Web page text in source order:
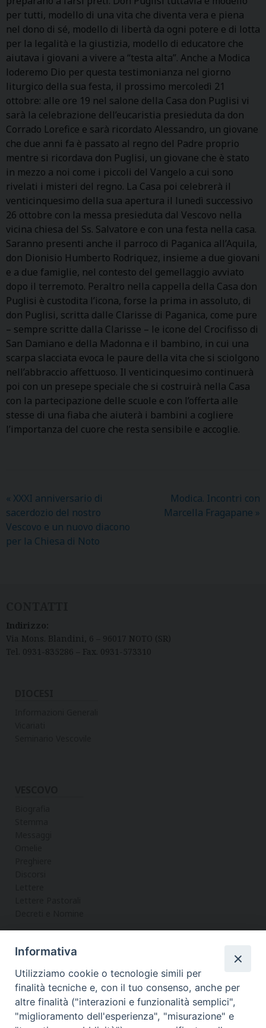
per tutti, modello di una vita che diventa vera e piena
nel dono di sé, modello di libertà da ogni potere e di lotta
per la legalità e la giustizia, modello di educatore che
aiutava i giovani a vivere a “testa alta”. Anche a Modica
loderemo Dio per questa testimonianza nel giorno
liturgico della sua festa, il prossimo mercoledì 21
ottobre: alle ore 19 nel salone della Casa don Puglisi vi
sarà la celebrazione dell’eucaristia presieduta da don
Corrado Lorefice e sarà ricordato Alessandro, un giovane
che due anni fa è passato al regno del Padre proprio
mentre si ricordava don Puglisi, un giovane che è stato
in mezzo a noi come i piccoli del Vangelo a cui sono
rivelati i misteri del regno. La Casa poi celebrerà il
venticinquesimo della sua apertura il lunedì successivo
26 ottobre con la messa presieduta dal Vescovo nella
vicina chiesa del Ss. Salvatore e con una festa nella casa.
Saranno presenti anche il parroco di Paganica all’Aquila,
don Dionisio Humberto Rodriquez, insieme a due giovani
e a due famiglie, nel contesto del gemellaggio avviato
dopo il terremoto. Peraltro nella cappella della Casa don
Puglisi è custodita l’icona, forse la prima in assoluto, di
don Puglisi, scritta dalle Clarisse di Paganica, come pure
– sempre scritte dalla Clarisse – le icone del Crocifisso di
San Damiano e della Madonna e il bambino, in cui una
scarpa slacciata evoca le paure della vita che si sciolgono
nell’abbraccio affettuoso. Il venticinquesimo continuerà
poi con un presepe speciale che si costruirà nella Casa
con la partecipazione delle scuole e con l’offerta alle
stesse di una fiaba che aiuterà i bambini a cogliere
l’importanza del cuore che resta sensibile e accoglie.
« XXXI anniversario di
sacerdozio del nostro
Vescovo e un nuovo diacono
per la Chiesa di Noto
Modica. Incontri con
Marcella Fragapane »
Indirizzo:
Via Mons. Blandini, 6 – 96017 NOTO (SR)
Tel. 0931-835286 – Fax. 0931-573310
Informazioni
Vicario Generale
Uffici
Servizi
Informativa
Utilizziamo cookie o tecnologie simili per
finalità tecniche e, con il tuo consenso, anche per
altre finalità ("interazioni e funzionalità semplici",
"miglioramento dell'esperienza", "misurazione" e